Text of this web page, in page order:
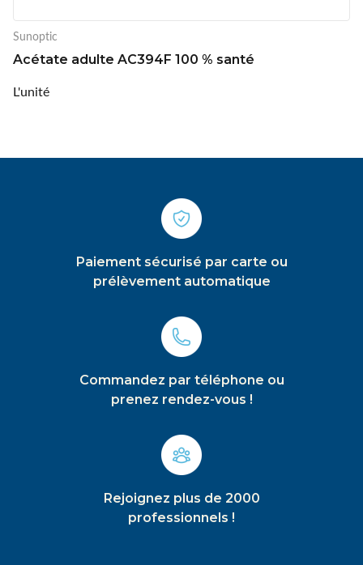
Sunoptic
Acétate adulte AC394F 100 % santé
L'unité
Paiement sécurisé par carte ou
prélèvement automatique
Commandez par téléphone ou
prenez rendez-vous !
Rejoignez plus de 2000
professionnels !